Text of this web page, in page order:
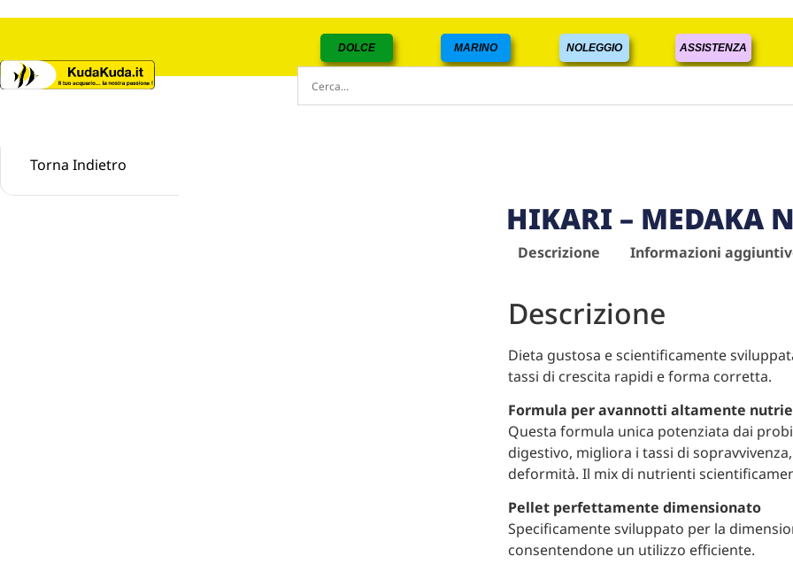
DOLCE MARINO NOLEGGIO ASSISTENZA
Torna Indietro
HIKARI – MEDAKA
Descrizione Informazioni
Descrizione
Dieta gustosa e scientificamente
tassi di crescita rapidi e forma corretta.
Formula per avannotti altamente
Questa formula unica potenziata dai
digestivo, migliora i tassi di
deformità. Il mix di nutrienti
Pellet perfettamente dimensionato
Specificamente sviluppato per la
consentendone un utilizzo efficiente.